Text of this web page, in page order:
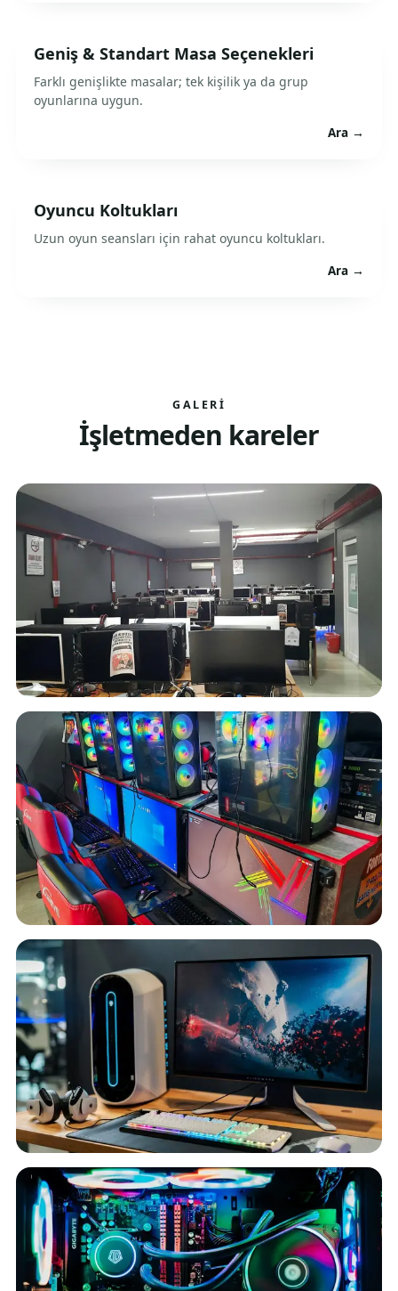
Geniş & Standart Masa Seçenekleri
Farklı genişlikte masalar; tek kişilik ya da grup
oyunlarına uygun.
Ara →
Oyuncu Koltukları
Uzun oyun seansları için rahat oyuncu koltukları.
Ara →
GALERI
İşletmeden kareler